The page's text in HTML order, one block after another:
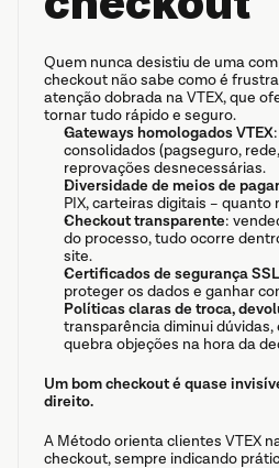
Quem nunca desistiu de uma
checkout não sabe como é
atenção dobrada na VTEX, que
tornar tudo rápido e seguro.
Gateways homologados VTEX
consolidados (pagseguro,
reprovações desnecessárias.
Diversidade de meios de
PIX, carteiras digitais – quanto
Checkout transparente:
do processo, tudo ocorre
site.
Certificados de segurança SSL
proteger os dados e ganhar
Políticas claras de troca,
transparência diminui
quebra objeções na hora da
Um bom checkout é quase
direito.
A Método orienta clientes VTEX
checkout, sempre indicando